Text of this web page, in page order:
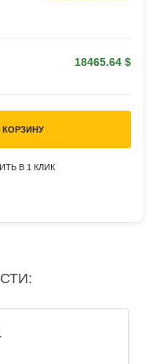
18465.64 $
КОРЗИНУ
В 1 КЛИК